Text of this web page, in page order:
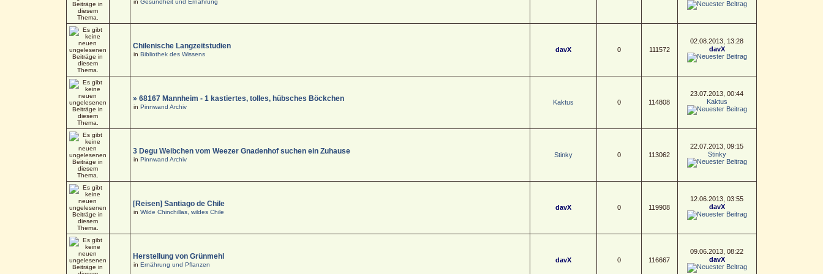
Chilenische Langzeitstudien
in Bibliothek des Wissens
davX 0 111572
02.08.2013, 13:28
davX
» 68167 Mannheim - 1 kastiertes, tolles, hübsches Böckchen
in Pinnwand Archiv
Kaktus 0 114808
23.07.2013, 00:44
Kaktus
3 Degu Weibchen vom Weezer Gnadenhof suchen ein Zuhause
in Pinnwand Archiv
Stinky 0 113062
22.07.2013, 09:15
Stinky
[Reisen] Santiago de Chile
in Wilde Chinchillas, wildes Chile
davX 0 119908
12.06.2013, 03:55
davX
Herstellung von Grünmehl
in Ernährung und Pflanzen
davX 0 116667
09.06.2013, 08:22
davX